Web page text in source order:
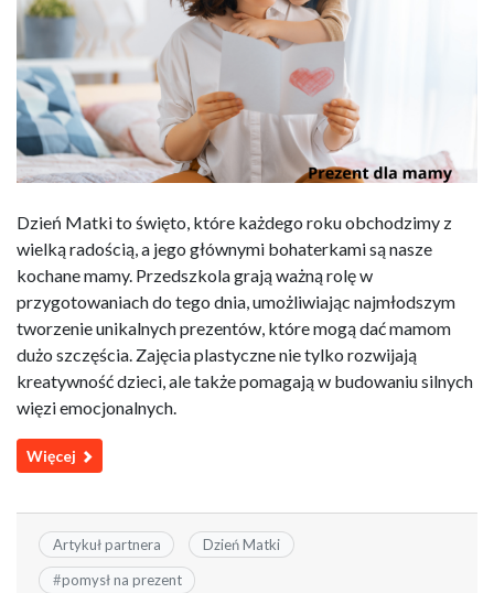
Dzień Matki to święto, które każdego roku obchodzimy z
wielką radością, a jego głównymi bohaterkami są nasze
kochane mamy. Przedszkola grają ważną rolę w
przygotowaniach do tego dnia, umożliwiając najmłodszym
tworzenie unikalnych prezentów, które mogą dać mamom
dużo szczęścia. Zajęcia plastyczne nie tylko rozwijają
kreatywność dzieci, ale także pomagają w budowaniu silnych
więzi emocjonalnych.
Więcej
Artykuł partnera Dzień Matki
#pomysł na prezent